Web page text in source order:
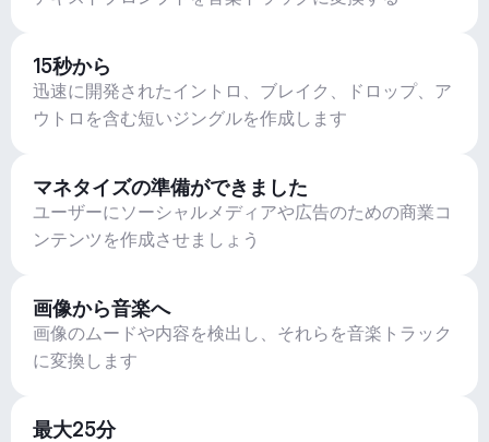
15秒から
迅速に開発されたイントロ、ブレイク、ドロップ、ア
ウトロを含む短いジングルを作成します
マネタイズの準備ができました
ユーザーにソーシャルメディアや広告のための商業コ
ンテンツを作成させましょう
画像から音楽へ
画像のムードや内容を検出し、それらを音楽トラック
に変換します
最大25分